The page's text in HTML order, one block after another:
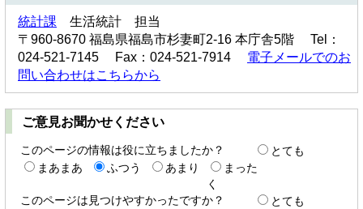
統計課 生活統計 担当
〒960-8670 福島県福島市杉妻町2-16 本庁舎5階 Tel：
024-521-7145 Fax：024-521-7914 電子メールでのお
問い合わせはこちらから
ご意見お聞かせください
このページの情報は役に立ちましたか？
とても
まあまあ
ふつう あまり
まった
く
このページは見つけやすかったですか？
とても